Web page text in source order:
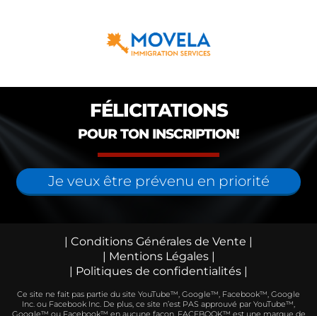
FÉLICITATIONS
POUR TON INSCRIPTION!
Je veux être prévenu en priorité
| Conditions Générales de Vente |
| Mentions Légales |
| Politiques de confidentialités |
Ce site ne fait pas partie du site YouTube™, Google™, Facebook™, Google
Inc. ou Facebook Inc. De plus, ce site n’est PAS approuvé par YouTube™,